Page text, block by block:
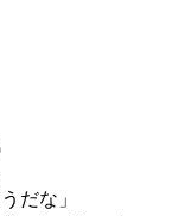
だな」